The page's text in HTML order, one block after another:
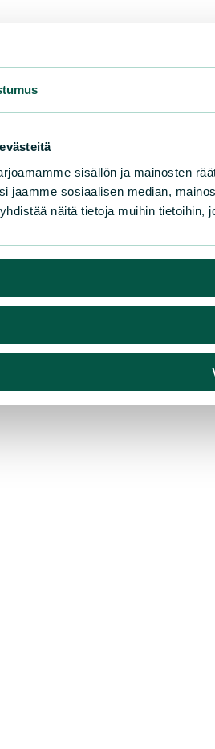
sisällön ja mainosten
jaamme sosiaalisen median,
näitä tietoja muihin tietoihin,